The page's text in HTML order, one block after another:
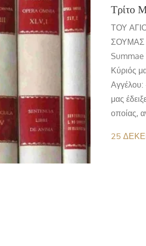
Τρίτο
ΤΟΥ
ΣΟΥΜΑΣ
Summae
Κύριός
Αγγέλου:
μας
οποίας,
25